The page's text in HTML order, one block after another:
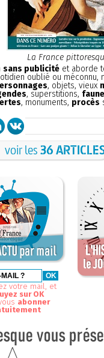
La France
sans publicité et aborde
oublié ou méconnu,
, objets, vieux
, superstitions,
, monuments, procès
voir les36
votre mail, et
sur OK
abonner